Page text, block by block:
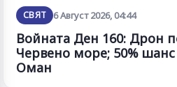
СВЯТ 6 Август 2026, 04:44
Войната Ден 160: Дрон
Червено море; 50%
Оман